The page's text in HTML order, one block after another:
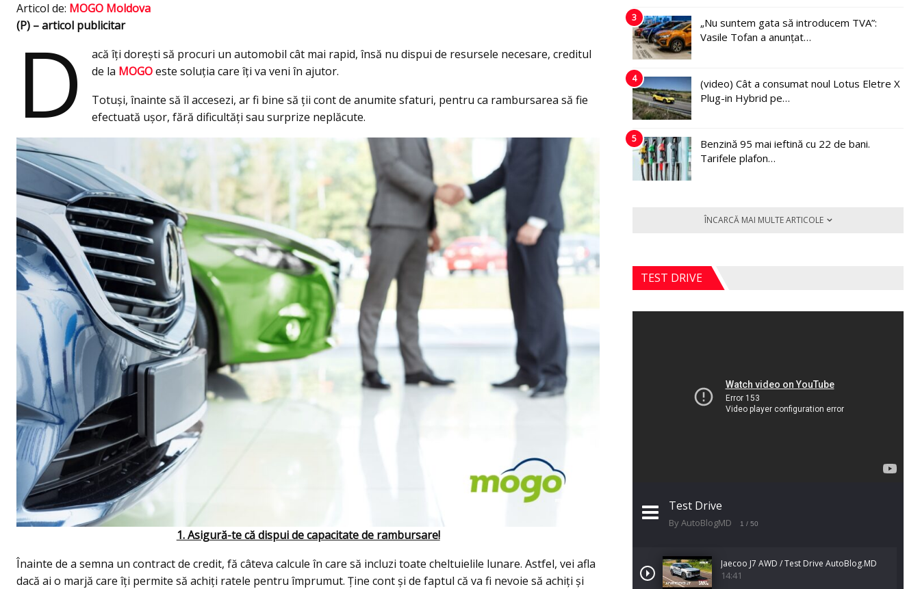
Articol de: MOGO Moldova
(P) – articol publicitar
D
acă îți dorești să procuri un automobil cât mai rapid, însă nu dispui de resursele necesare, creditul
de la MOGOeste soluția care îți va veni în ajutor.
Totuși, înainte să îl accesezi, ar fi bine să ții cont de anumite sfaturi, pentru ca rambursarea să fie
efectuată ușor, fără dificultăți sau surprize neplăcute.
1. Asigură-te că dispui de capacitate de rambursare!
Înainte de a semna un contract de credit, fă câteva calcule în care să incluzi toate cheltuielile lunare. Astfel, vei afla
dacă ai o marjă care îți permite să achiți ratele pentru împrumut. Ține cont și de faptul că va fi nevoie să achiți și
3
„Nu suntem gata să introducem TVA”:
Vasile Tofan a anunțat…
4
(video) Cât a consumat noul Lotus Eletre X
Plug-in Hybrid pe…
5
Benzină 95 mai ieftină cu 22 de bani.
Tarifele plafon…
ÎNCARCĂ MAI MULTE ARTICOLE
TEST DRIVE
Test Drive
By AutoBlogMD 1 / 50
Jaecoo J7 AWD / Test Drive AutoBlog.MD
14:41